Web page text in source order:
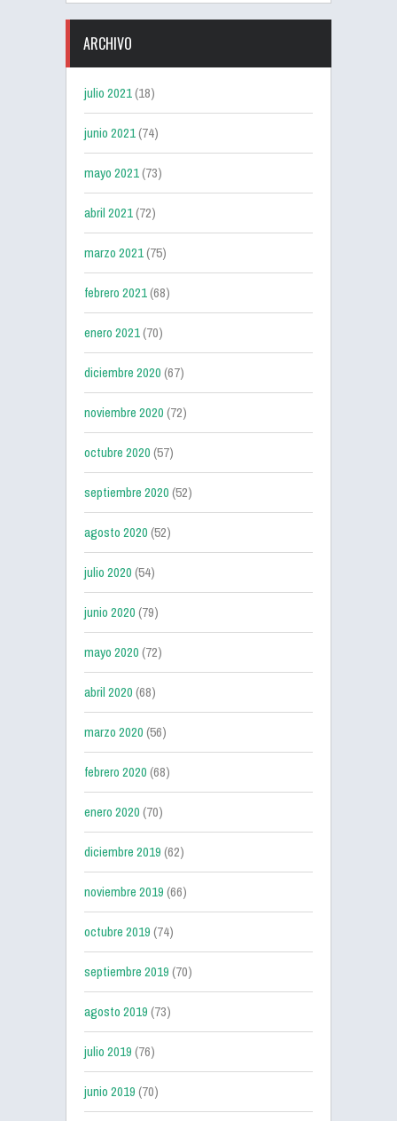
ARCHIVO
julio 2021(18)
junio 2021(74)
mayo 2021(73)
abril 2021(72)
marzo 2021(75)
febrero 2021(68)
enero 2021(70)
diciembre 2020(67)
noviembre 2020(72)
octubre 2020(57)
septiembre 2020(52)
agosto 2020(52)
julio 2020(54)
junio 2020(79)
mayo 2020(72)
abril 2020(68)
marzo 2020(56)
febrero 2020(68)
enero 2020(70)
diciembre 2019(62)
noviembre 2019(66)
octubre 2019(74)
septiembre 2019(70)
agosto 2019(73)
julio 2019(76)
junio 2019(70)